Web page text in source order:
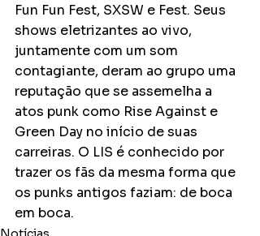
Fun Fun Fest, SXSW e Fest. Seus
shows eletrizantes ao vivo,
juntamente com um som
contagiante, deram ao grupo uma
reputação que se assemelha a
atos punk como Rise Against e
Green Day no início de suas
carreiras. O LIS é conhecido por
trazer os fãs da mesma forma que
os punks antigos faziam: de boca
em boca.